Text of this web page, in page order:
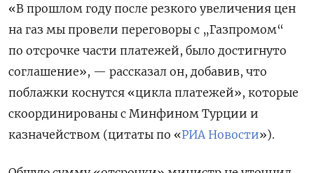
«В прошлом году после резкого увеличения цен
на газ мы провели переговоры с „Газпромом“
по отсрочке части платежей, было достигнуто
соглашение», — рассказал он, добавив, что
поблажки коснутся «цикла платежей», которые
скоординированы с Минфином Турции и
казначейством (цитаты по «РИА Новости»).